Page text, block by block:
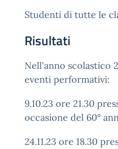
Studenti di tutte le
Risultati
Nell'anno scolastico
eventi performativi:
9.10.23 ore 21.30
occasione del 60°
24.11.23 ore 18.30